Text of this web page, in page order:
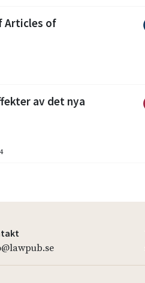
Articles of
av det nya